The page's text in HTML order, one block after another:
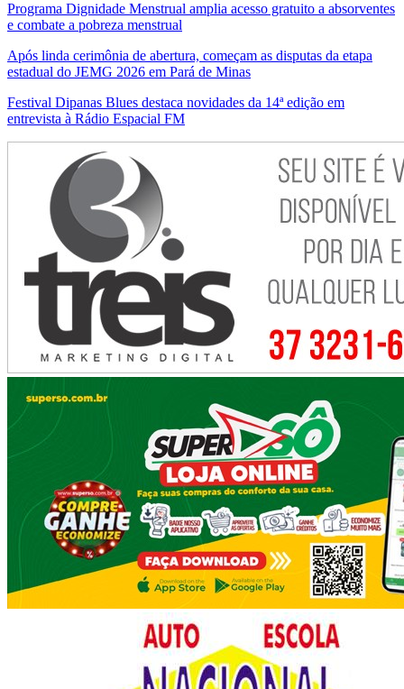
Programa Dignidade Menstrual amplia acesso gratuito a absorventes
e combate a pobreza menstrual
Após linda cerimônia de abertura, começam as disputas da etapa
estadual do JEMG 2026 em Pará de Minas
Festival Dipanas Blues destaca novidades da 14ª edição em
entrevista à Rádio Espacial FM